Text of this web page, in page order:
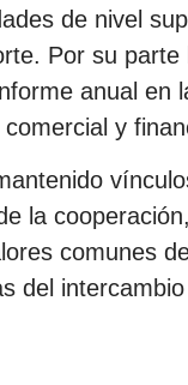
de nivel
Por su
anual en
y
la
comunes
del